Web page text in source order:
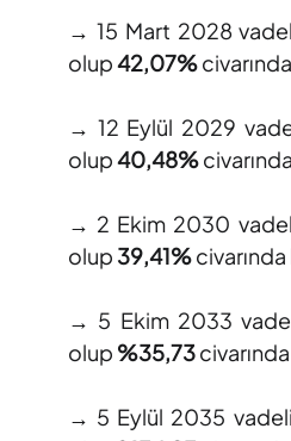
→ 15 Mart 2028
olup42,07%
→ 12 Eylül 2029
olup40,48%
→ 2 Ekim 2030
olup 39,41%
→ 5 Ekim 2033
olup %35,73
→ 5 Eylül 2035 vadeli